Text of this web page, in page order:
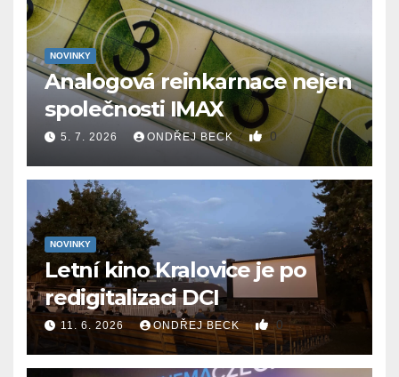
NOVINKY
Analogová reinkarnace nejen
společnosti IMAX
5. 7. 2026 ONDŘEJ BECK 0
NOVINKY
Letní kino Kralovice je po
redigitalizaci DCI
11. 6. 2026 ONDŘEJ BECK 0